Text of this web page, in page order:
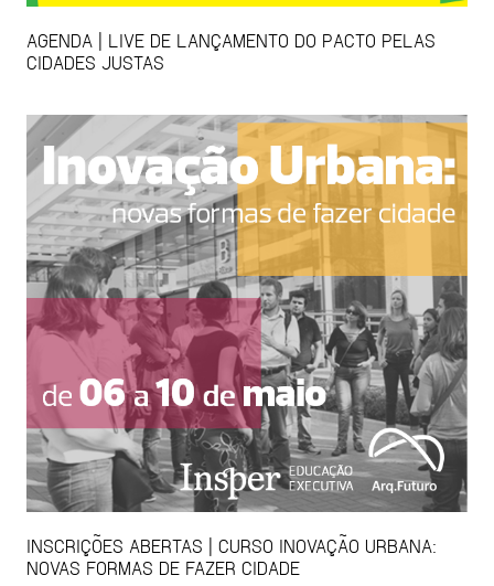
AGENDA | LIVE DE LANÇAMENTO DO PACTO PELAS
CIDADES JUSTAS
INSCRIÇÕES ABERTAS | CURSO INOVAÇÃO URBANA:
NOVAS FORMAS DE FAZER CIDADE